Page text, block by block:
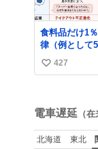
食料品だけ1
律（例として
比較表を作っ
した。 参考に
い
数
427
電車遅延 （
北海道 東北